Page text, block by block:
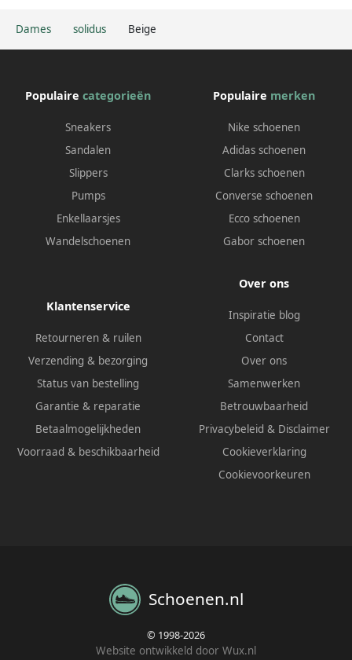
Dames solidus Beige
Populaire categorieën
Sneakers
Sandalen
Slippers
Pumps
Enkellaarsjes
Wandelschoenen
Populaire merken
Nike schoenen
Adidas schoenen
Clarks schoenen
Converse schoenen
Ecco schoenen
Gabor schoenen
Klantenservice
Retourneren & ruilen
Verzending & bezorging
Status van bestelling
Garantie & reparatie
Betaalmogelijkheden
Voorraad & beschikbaarheid
Over ons
Inspiratie blog
Contact
Over ons
Samenwerken
Betrouwbaarheid
Privacybeleid & Disclaimer
Cookieverklaring
Cookievoorkeuren
Schoenen.nl
© 1998-2026
Website ontwikkeld door Wux.nl